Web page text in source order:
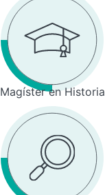
Magíster en Historia